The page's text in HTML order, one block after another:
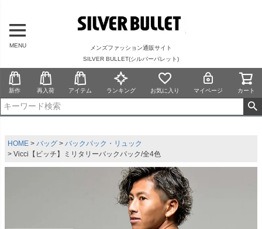
MENU
メンズファッション通販サイト
SILVER BULLET(シルバーバレット)
新作 再入荷 アイテム ランキング お気に入り マイページ カート
HOME バッグ
バックパック・リュック
Vicci【ビッチ】ミリタリーバックパック/全4色